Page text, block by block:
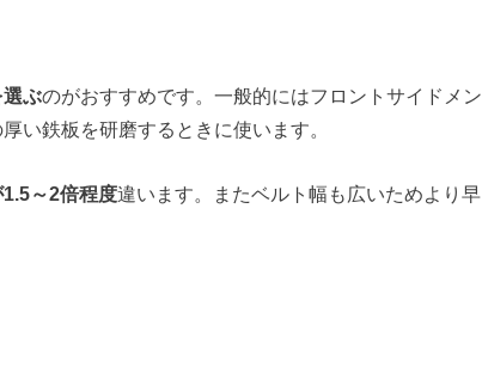
ぶのがおすすめです。一般的にはフロントサイドメン
い鉄板を研磨するときに使います。
～2倍程度違います。またベルト幅も広いためより早